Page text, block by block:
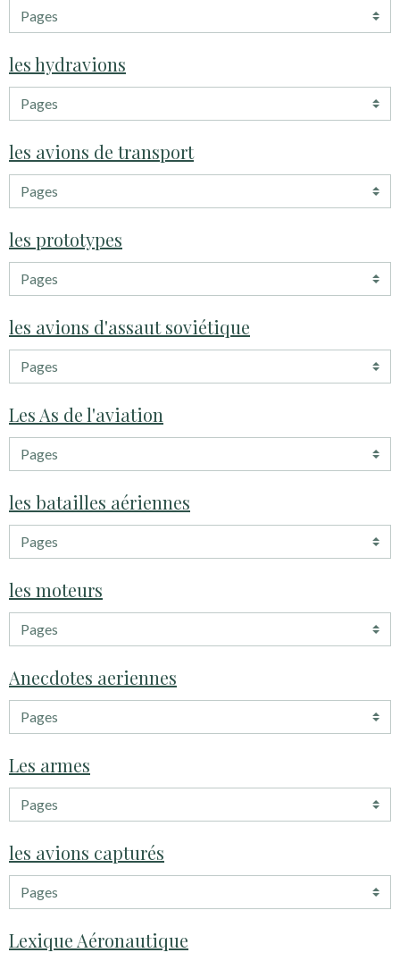
les hydravions
les avions de transport
les prototypes
les avions d'assaut soviétique
Les As de l'aviation
les batailles aériennes
les moteurs
Anecdotes aeriennes
Les armes
les avions capturés
Lexique Aéronautique